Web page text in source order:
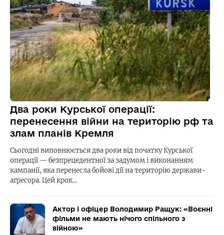
Два роки Курської операції:
перенесення війни на територію рф та
злам планів Кремля
Сьогодні виповнюється два роки від початку Курської
операції — безпрецедентної за задумом і виконанням
кампанії, яка перенесла бойові дії на територію держави-
агресора. Цей крок…
Актор і офіцер Володимир Ращук: «Воєнні
фільми не мають нічого спільного з
війною»